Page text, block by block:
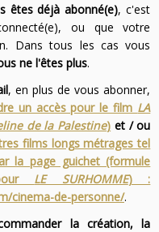
êtes déjà abonné(e), c'est
ou que votre
Dans tous les cas vous
ne l'êtes plus.
, en plus de vous abonner,
un accès pour le film LA
de la Palestine) et / ou
films longs métrages tel
la page guichet (formule
LE SURHOMME) :
cinema-de-personne/.
la création, la